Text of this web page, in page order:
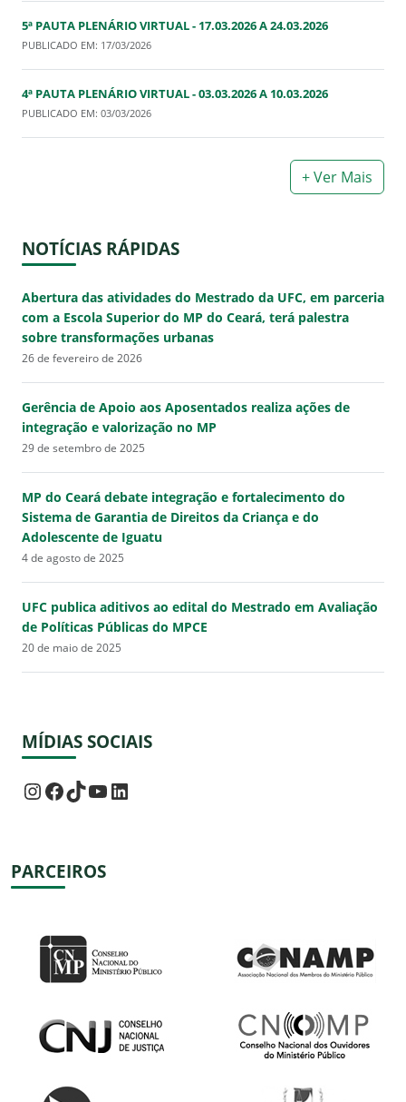
5ª PAUTA PLENÁRIO VIRTUAL - 17.03.2026 A 24.03.2026
PUBLICADO EM: 17/03/2026
4ª PAUTA PLENÁRIO VIRTUAL - 03.03.2026 A 10.03.2026
PUBLICADO EM: 03/03/2026
+ Ver Mais
com a Escola Superior do MP do Ceará, terá palestra
sobre transformações urbanas
26 de fevereiro de 2026
Gerência de Apoio aos Aposentados realiza ações de
integração e valorização no MP
29 de setembro de 2025
MP do Ceará debate integração e fortalecimento do
Sistema de Garantia de Direitos da Criança e do
Adolescente de Iguatu
4 de agosto de 2025
UFC publica aditivos ao edital do Mestrado em Avaliação
de Políticas Públicas do MPCE
20 de maio de 2025